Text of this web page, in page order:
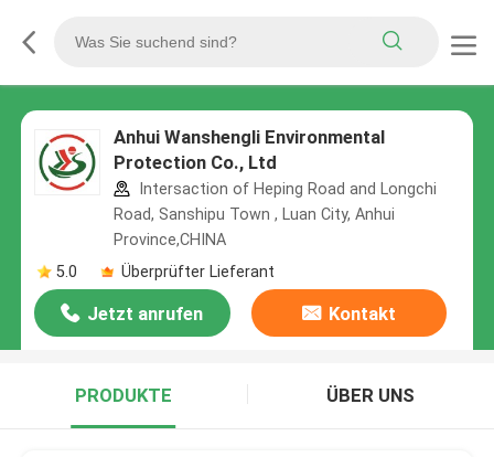
Anhui Wanshengli Environmental
Protection Co., Ltd
Intersaction of Heping Road and Longchi
Road, Sanshipu Town , Luan City, Anhui
Province,CHINA
5.0
Überprüfter Lieferant
Jetzt anrufen Kontakt
PRODUKTE ÜBER UNS